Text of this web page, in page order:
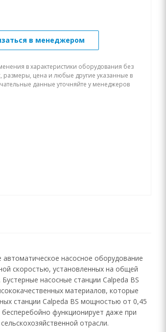
в менеджером
в характеристики оборудования без
размеры, цена и любые другие указанные в
данные уточняйте у менеджеров
насосное оборудование
скоростью, установленных на общей
насосные станции Calpeda BS
материалов, которые
станции Calpeda BS мощностью от 0,45
функционирует даже при
отрасли.